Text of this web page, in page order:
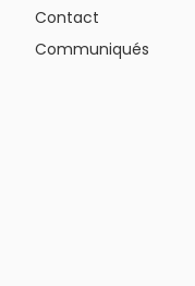
Contact
Communiqués